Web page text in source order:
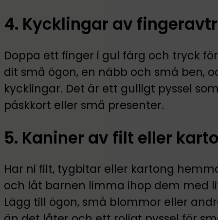
4. Kycklingar av
Doppa ett finger i gul färg och tryck
dit små ögon, en näbb och små ben,
kycklingar. Det är ett gulligt pyssel
påskkort eller små presenter.
5. Kaniner av filt eller
Har ni filt, tygbitar eller kartong
och låt barnen limma ihop dem med
Lägg till ögon, små blommor eller